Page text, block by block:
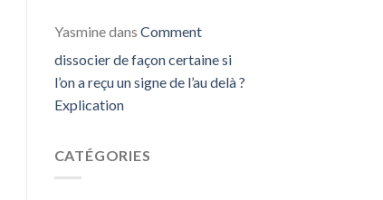
Yasminedans Comment
dissocier de façon certaine si
l’on a reçu un signe de l’au delà ?
Explication
CATÉGORIES